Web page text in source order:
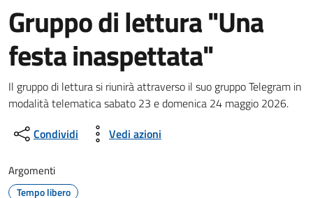
Gruppo di lettura "Una
festa inaspettata"
Dettagli della notizia
Il gruppo di lettura si riunirà attraverso il suo gruppo Telegram in
modalità telematica sabato 23 e domenica 24 maggio 2026.
Condividi
Vedi azioni
Argomenti
Tempo libero